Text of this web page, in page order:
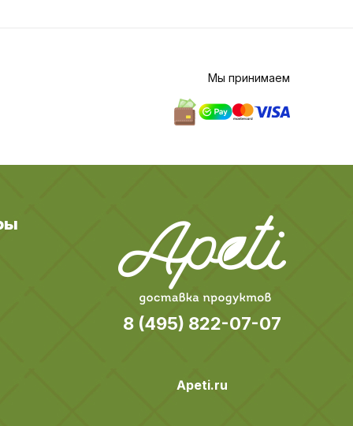
Мы принимаем
8 (495) 822-07-07
Apeti.ru